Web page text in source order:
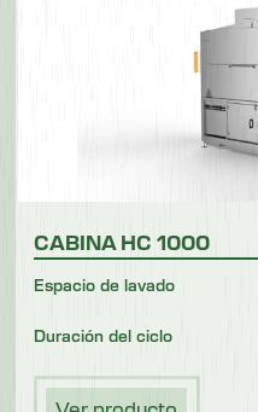
CABINA HC 1000
Espacio de lavado
Duración del ciclo